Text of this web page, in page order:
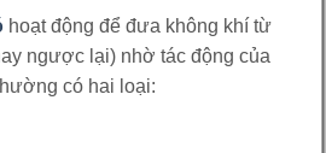
hoạt động để đưa không khí từ
ngược lại) nhờ tác động của
có hai loại: